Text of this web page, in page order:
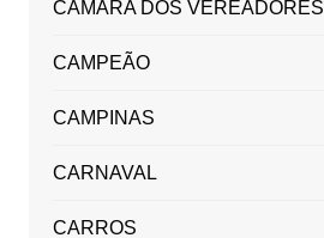
CAMARA DOS VEREADORES
CAMPEÃO
CAMPINAS
CARNAVAL
CARROS